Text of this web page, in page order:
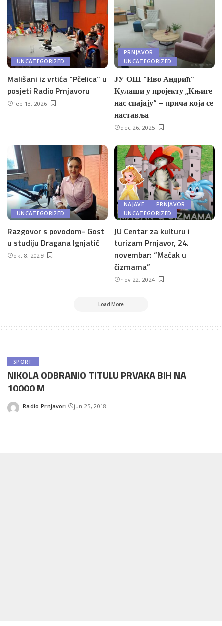
UNCATEGORIZED
Mališani iz vrtića “Pčelica” u
posjeti Radio Prnjavoru
feb 13, 2026
PRNJAVOR
UNCATEGORIZED
ЈУ ОШ “Иво Андрић”
Кулаши у пројекту „Књиге
нас спајају“ – прича која се
наставља
dec 26, 2025
UNCATEGORIZED
Razgovor s povodom- Gost
u studiju Dragana Ignjatić
okt 8, 2025
NAJAVE
PRNJAVOR
UNCATEGORIZED
JU Centar za kulturu i
turizam Prnjavor, 24.
novembar: “Mačak u
čizmama”
nov 22, 2024
Load More
SPORT
NIKOLA ODBRANIO TITULU PRVAKA BIH NA
10000 M
Posted
Radio Prnjavor jun 25, 2018